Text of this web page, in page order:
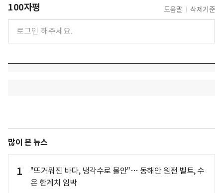
100자평 도움말 삭제기준
많이 본 뉴스
1
"뜨거워진 바다, 냉각수로 불안"… 동해안 원전 벨트, 수
온 한계치 임박